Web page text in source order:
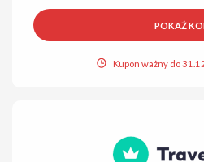
POKAŻ
Kupon ważny do